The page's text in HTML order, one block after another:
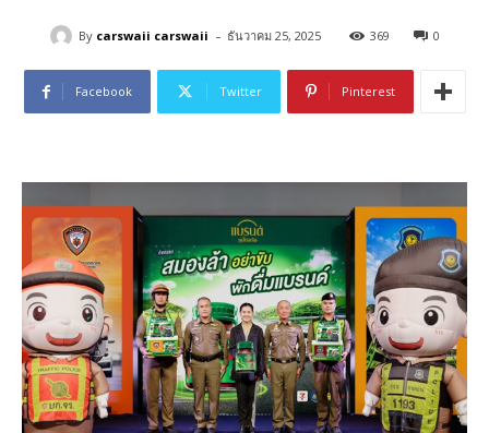
By carswaii carswaii - ธันวาคม 25, 2025 369 0
Facebook Twitter Pinterest